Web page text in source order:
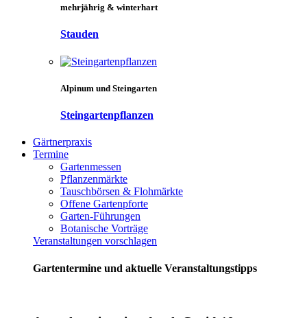
mehrjährig & winterhart
Stauden
Alpinum und Steingarten
Steingartenpflanzen
Gärtnerpraxis
Termine
Gartenmessen
Pflanzenmärkte
Tauschbörsen & Flohmärkte
Offene Gartenpforte
Garten-Führungen
Botanische Vorträge
Veranstaltungen vorschlagen
Gartentermine und aktuelle Veranstaltungstipps